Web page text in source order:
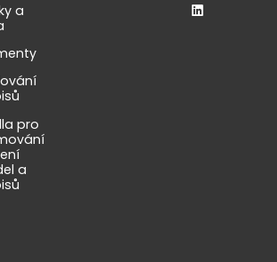
a
pro
a